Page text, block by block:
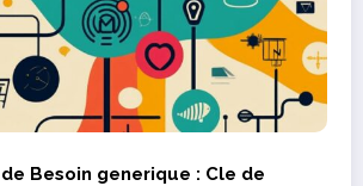
Besoin generique : Cle de